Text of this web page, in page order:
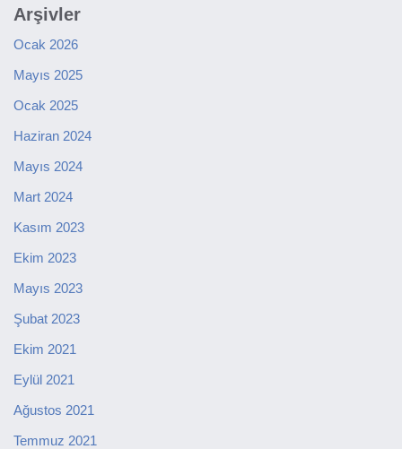
Arşivler
Ocak 2026
Mayıs 2025
Ocak 2025
Haziran 2024
Mayıs 2024
Mart 2024
Kasım 2023
Ekim 2023
Mayıs 2023
Şubat 2023
Ekim 2021
Eylül 2021
Ağustos 2021
Temmuz 2021